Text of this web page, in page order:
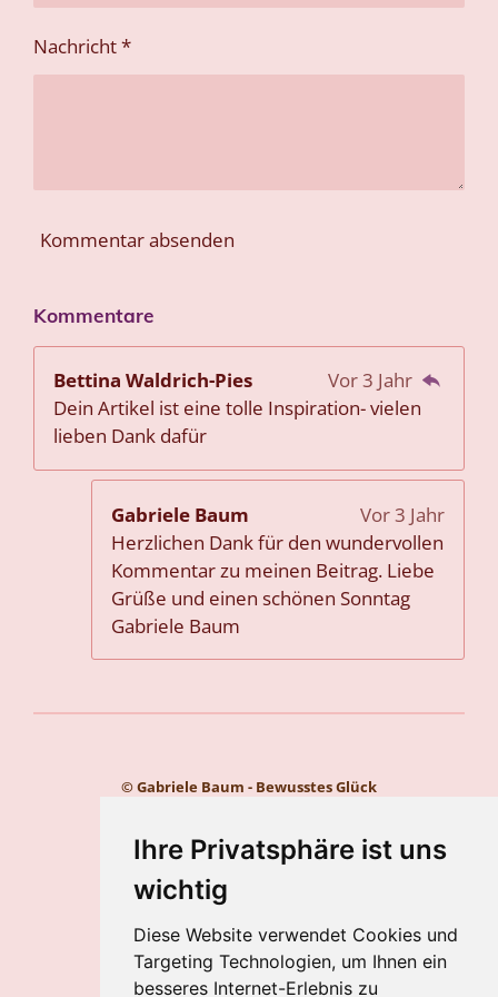
Ihre Privatsphäre ist uns
wichtig
Diese Website verwendet Cookies und
Targeting Technologien, um Ihnen ein
besseres Internet-Erlebnis zu
Nachricht *
Kommentar absenden
Kommentare
Bettina Waldrich-Pies
Vor 3 Jahr
Dein Artikel ist eine tolle Inspiration- vielen
lieben Dank dafür
Gabriele Baum
Vor 3 Jahr
Herzlichen Dank für den wundervollen
Kommentar zu meinen Beitrag. Liebe
Grüße und einen schönen Sonntag
Gabriele Baum
© Gabriele Baum - Bewusstes Glück
Datenschutz
Gabriele Baum
Wilhelmstraße 34, 56112 Lahnstein
Handy:+49 157 8450 2773